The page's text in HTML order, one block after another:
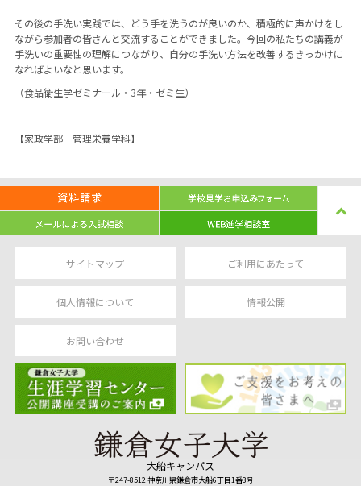
その後の手洗い実践では、どう手を洗うのが良いのか、積極的に声かけをし
ながら参加者の皆さんと交流することができました。今回の私たちの講義が
手洗いの重要性の理解につながり、自分の手洗い方法を改善するきっかけに
なればよいなと思います。
（食品衛生学ゼミナール・ 3年・ゼミ生）
【家政学部 管理栄養学科】
サイトマップ ご利用にあたって
個人情報について 情報公開
お問い合わせ
大船キャンパス
〒247-8512 神奈川県鎌倉市大船6丁目1番3号